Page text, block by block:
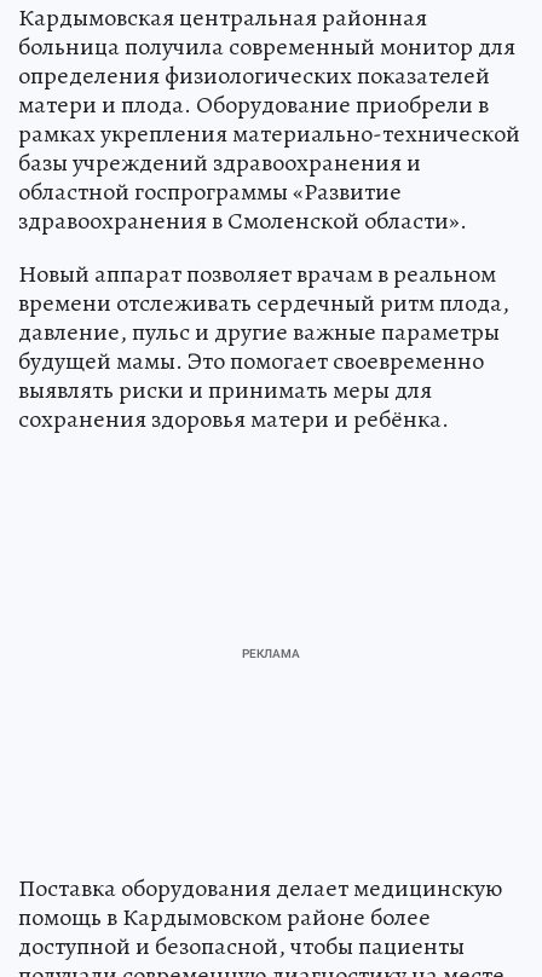
Кардымовская центральная районная
больница получила современный монитор для
определения физиологических показателей
матери и плода. Оборудование приобрели в
рамках укрепления материально-технической
базы учреждений здравоохранения и
областной госпрограммы «Развитие
здравоохранения в Смоленской области».
Новый аппарат позволяет врачам в реальном
времени отслеживать сердечный ритм плода,
давление, пульс и другие важные параметры
будущей мамы. Это помогает своевременно
выявлять риски и принимать меры для
сохранения здоровья матери и ребёнка.
Поставка оборудования делает медицинскую
помощь в Кардымовском районе более
доступной и безопасной, чтобы пациенты